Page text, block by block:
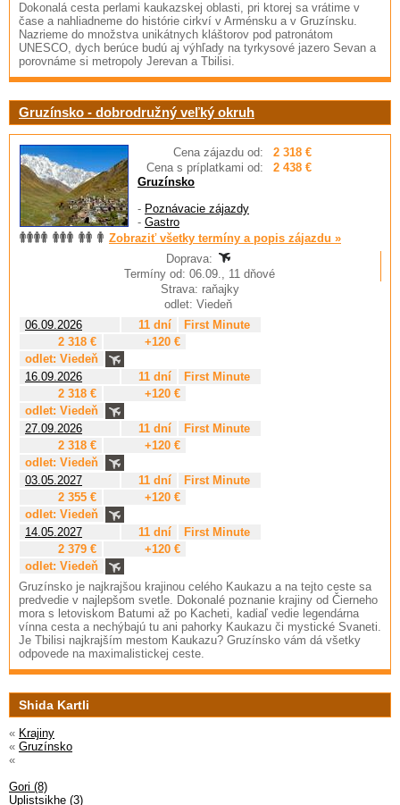
Dokonalá cesta perlami kaukazskej oblasti, pri ktorej sa vrátime v
čase a nahliadneme do histórie cirkví v Arménsku a v Gruzínsku.
Nazrieme do množstva unikátnych kláštorov pod patronátom
UNESCO, dych berúce budú aj výhľady na tyrkysové jazero Sevan a
porovnáme si metropoly Jerevan a Tbilisi.
Gruzínsko - dobrodružný veľký okruh
Cena zájazdu od:
2 318 €
Cena s príplatkami od:
2 438 €
Gruzínsko
- Poznávacie zájazdy
- Gastro
Zobraziť všetky termíny a popis zájazdu »
Doprava:
Termíny od: 06.09., 11 dňové
Strava: raňajky
odlet: Viedeň
06.09.2026
11 dní
First Minute
2 318 €
+120 €
odlet: Viedeň
16.09.2026
11 dní
First Minute
2 318 €
+120 €
odlet: Viedeň
27.09.2026
11 dní
First Minute
2 318 €
+120 €
odlet: Viedeň
03.05.2027
11 dní
First Minute
2 355 €
+120 €
odlet: Viedeň
14.05.2027
11 dní
First Minute
2 379 €
+120 €
odlet: Viedeň
Gruzínsko je najkrajšou krajinou celého Kaukazu a na tejto ceste sa
predvedie v najlepšom svetle. Dokonalé poznanie krajiny od Čierneho
mora s letoviskom Batumi až po Kacheti, kadiaľ vedie legendárna
vínna cesta a nechýbajú tu ani pahorky Kaukazu či mystické Svaneti.
Je Tbilisi najkrajším mestom Kaukazu? Gruzínsko vám dá všetky
odpovede na maximalistickej ceste.
Shida Kartli
« Krajiny
« Gruzínsko
«
Gori (8)
Uplistsikhe (3)